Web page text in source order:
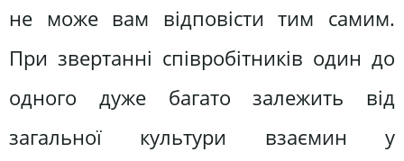
не може вам відповісти тим самим.
При звертанні співробітників один до
одного дуже багато залежить від
загальної культури взаємин у